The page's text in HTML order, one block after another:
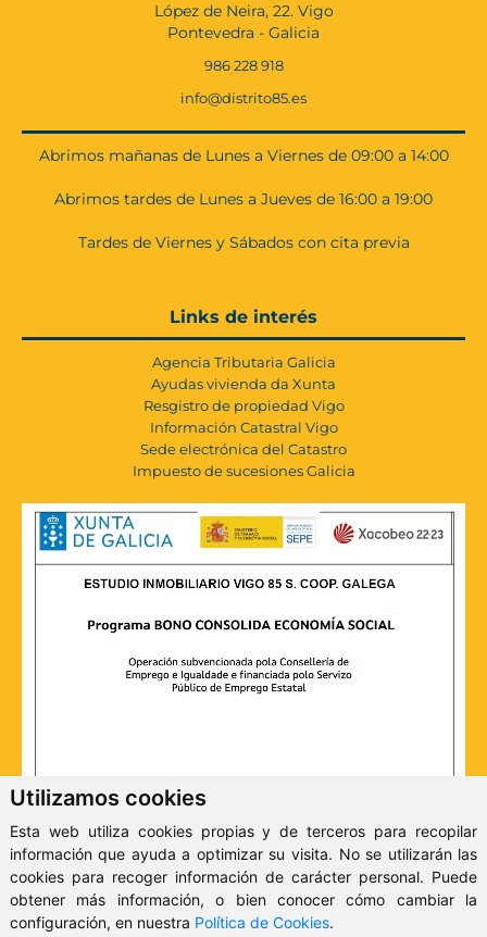
Utilizamos cookies
Esta web utiliza cookies propias y de terceros para recopilar
información que ayuda a optimizar su visita. No se utilizarán las
cookies para recoger información de carácter personal. Puede
obtener más información, o bien conocer cómo cambiar la
configuración, en nuestra Política de Cookies.
López de Neira, 22. Vigo
Pontevedra - Galicia
986 228 918
info@distrito85.es
Abrimos mañanas de Lunes a Viernes de 09:00 a 14:00
Abrimos tardes de Lunes a Jueves de 16:00 a 19:00
Tardes de Viernes y Sábados con cita previa
Links de interés
Agencia Tributaria Galicia
Ayudas vivienda da Xunta
Resgistro de propiedad Vigo
Información Catastral Vigo
Sede electrónica del Catastro
Impuesto de sucesiones Galicia